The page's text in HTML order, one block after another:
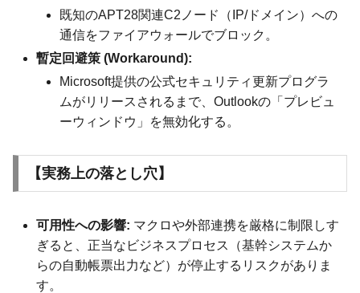
既知のAPT28関連C2ノード（IP/ドメイン）への
通信をファイアウォールでブロック。
暫定回避策 (Workaround):
Microsoft提供の公式セキュリティ更新プログラ
ムがリリースされるまで、Outlookの「プレビュ
ーウィンドウ」を無効化する。
【実務上の落とし穴】
可用性への影響: マクロや外部連携を厳格に制限しす
ぎると、正当なビジネスプロセス（基幹システムか
らの自動帳票出力など）が停止するリスクがありま
す。